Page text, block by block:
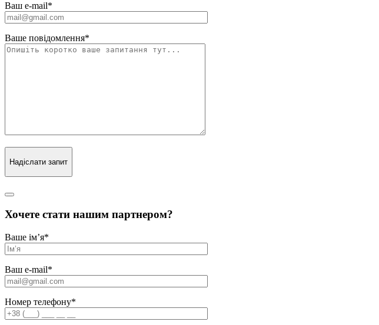
Ваш e-mail*
Ваше повідомлення*
Надіслати запит
Хочете стати нашим партнером?
Ваше ім’я*
Ваш e-mail*
Номер телефону*